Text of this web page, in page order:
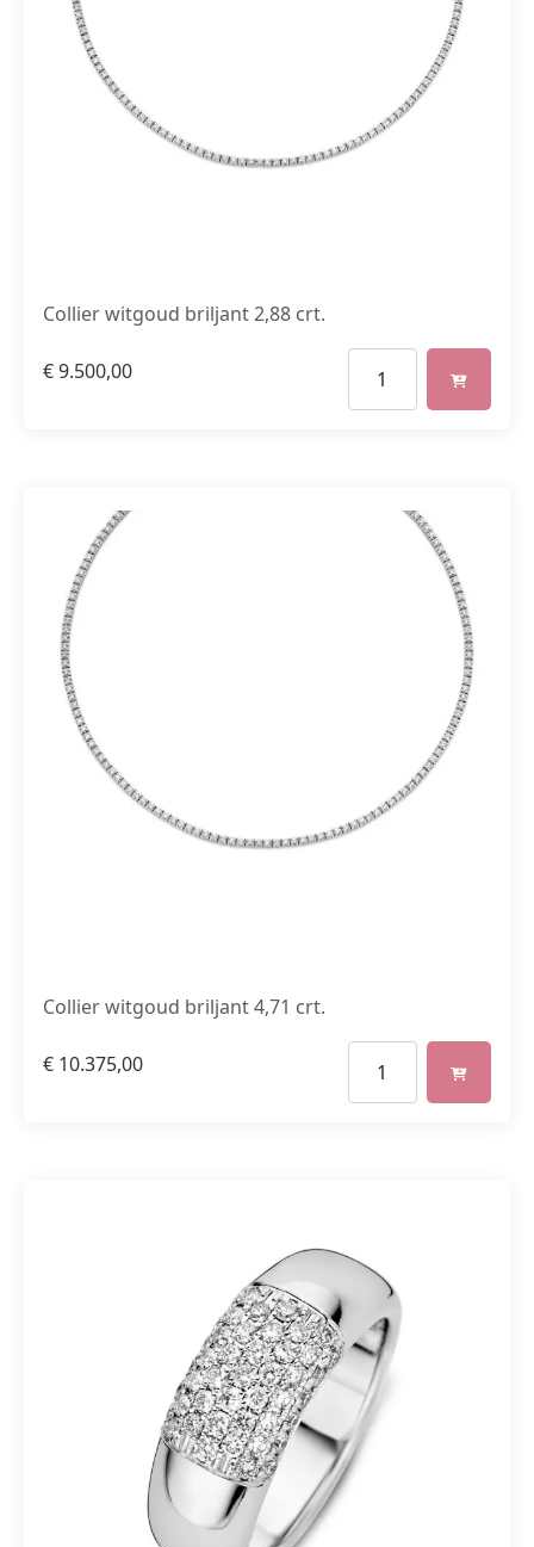
Collier witgoud briljant 2,88 crt.
€9.500,00
Collier witgoud briljant 4,71 crt.
€ 10.375,00